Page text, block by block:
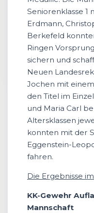
Seniorenklasse 1
Erdmann,
Berkefeld
Ringen
sichern und
Neuen
Jochen mit
den Titel im
und Maria Carl
Altersklassen
konnten mit der
Eggenstein-
fahren.
Die Ergebnisse
KK-Gewehr
Mannschaft